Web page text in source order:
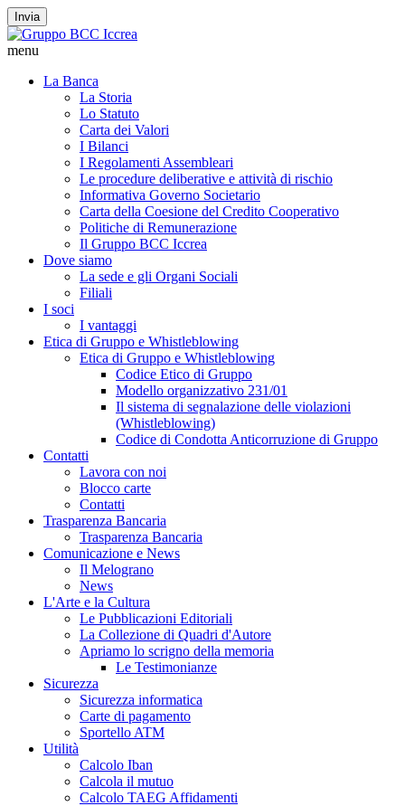
Invia
menu
La Banca
La Storia
Lo Statuto
Carta dei Valori
I Bilanci
I Regolamenti Assembleari
Le procedure deliberative e attività di rischio
Informativa Governo Societario
Carta della Coesione del Credito Cooperativo
Politiche di Remunerazione
Il Gruppo BCC Iccrea
Dove siamo
La sede e gli Organi Sociali
Filiali
I soci
I vantaggi
Etica di Gruppo e Whistleblowing
Etica di Gruppo e Whistleblowing
Codice Etico di Gruppo
Modello organizzativo 231/01
Il sistema di segnalazione delle violazioni
(Whistleblowing)
Codice di Condotta Anticorruzione di Gruppo
Contatti
Lavora con noi
Blocco carte
Contatti
Trasparenza Bancaria
Trasparenza Bancaria
Comunicazione e News
Il Melograno
News
L'Arte e la Cultura
Le Pubblicazioni Editoriali
La Collezione di Quadri d'Autore
Apriamo lo scrigno della memoria
Le Testimonianze
Sicurezza
Sicurezza informatica
Carte di pagamento
Sportello ATM
Utilità
Calcolo Iban
Calcola il mutuo
Calcolo TAEG Affidamenti